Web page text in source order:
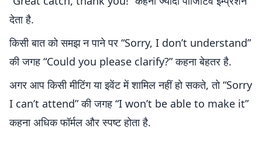
देता है.
किसी बात को समझ न पाने पर “Sorry, I don’t understand”
की जगह “Could you please clarify?” कहना बेहतर है.
अगर आप किसी मीटिंग या इवेंट में शामिल नहीं हो सकते, तो “Sorry
I can’t attend” की जगह “I won’t be able to make it”
कहना अधिक फॉर्मल और स्पष्ट होता है.